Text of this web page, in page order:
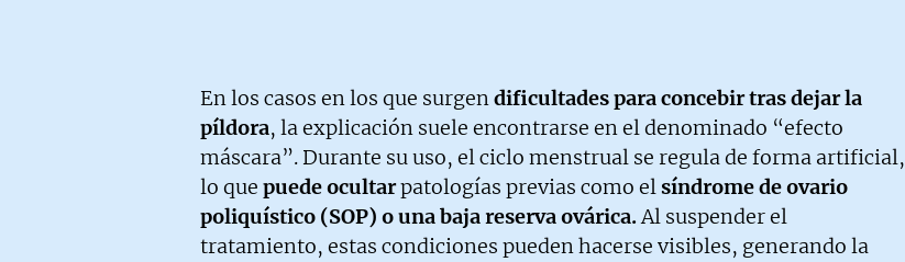
En los casos en los que surgendificultades para concebir tras dejar la
píldora, la explicación suele encontrarse en el denominado “efecto
máscara”. Durante su uso, el ciclo menstrual se regula de forma artificial,
lo que puede ocultarpatologías previas como elsíndrome de ovario
poliquístico (SOP) o una baja reserva ovárica.Al suspender el
tratamiento, estas condiciones pueden hacerse visibles, generando la